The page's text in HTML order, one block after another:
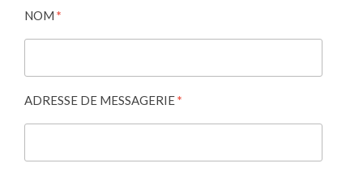
NOM *
ADRESSE DE MESSAGERIE*